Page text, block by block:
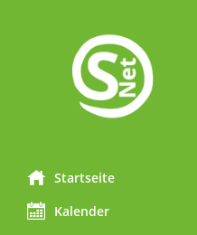
Startseite
Kalender